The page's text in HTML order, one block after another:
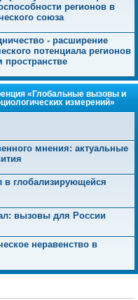
регионов в
союза
- расширение
потенциала регионов
«Глобальные вызовы и
измерений»
мнения: актуальные
в глобализирующейся
вызовы для России
неравенство в